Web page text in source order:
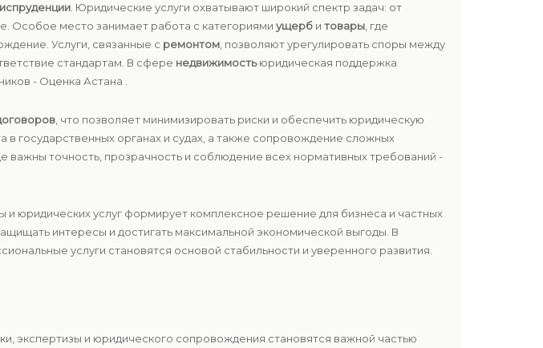
. Юридические услуги охватывают широкий спектр задач: от
Особое место занимает работа с категориями ущерб и товары , где
Услуги, связанные с ремонтом , позволяют урегулировать споры между
стандартам. В сфере недвижимостьюридическая поддержка
- Оценка Астана .
, что позволяет минимизировать риски и обеспечить юридическую
в государственных органах и судах, а также сопровождение сложных
важны точность, прозрачность и соблюдение всех нормативных требований -
юридических услуг формирует комплексное решение для бизнеса и частных
интересы и достигать максимальной экономической выгоды. В
услуги становятся основой стабильности и уверенного развития.
экспертизы и юридического сопровождения становятся важной частью